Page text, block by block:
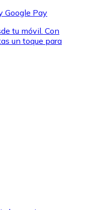
en tu tienda más
Google Pay
tu móvil. Con
un toque para